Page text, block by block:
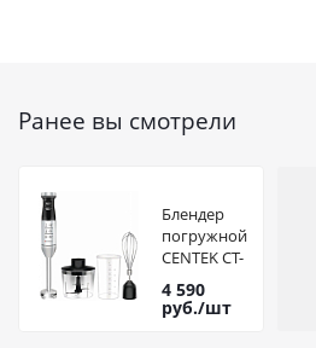
Ранее вы смотрели
Блендер
погружной
CENTEK CT-
1313
1500Вт
4 590
руб./шт